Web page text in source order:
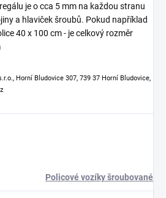
je o cca 5 mm na každou stranu
a hlaviček šroubů. Pokud například
40 x 100 cm - je celkový rozměr
Horní Bludovice 307, 739 37 Horní Bludovice,
Policové vozíky šroubované